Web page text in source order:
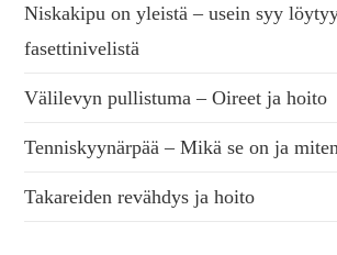
Niskakipu on yleistä – usein syy
fasettinivelistä
Välilevyn pullistuma – Oireet ja hoito
Tenniskyynärpää – Mikä se on ja
Takareiden revähdys ja hoito